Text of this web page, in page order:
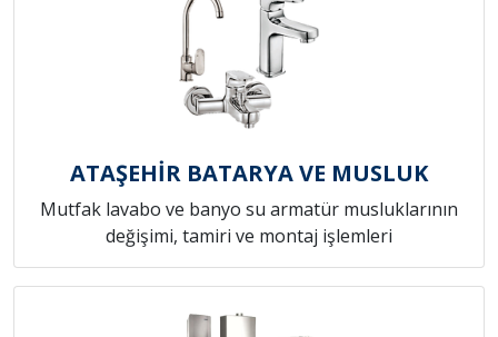
ATAŞEHİR BATARYA VE MUSLUK
Mutfak lavabo ve banyo su armatür musluklarının
değişimi, tamiri ve montaj işlemleri